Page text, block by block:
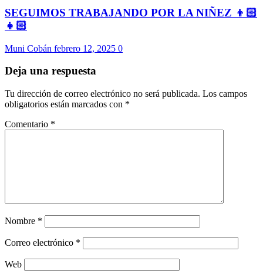
SEGUIMOS TRABAJANDO POR LA NIÑEZ 👦🏻
👧🏻
Muni Cobán febrero 12, 2025 0
Deja una respuesta
Tu dirección de correo electrónico no será publicada. Los campos
obligatorios están marcados con *
Comentario *
Nombre *
Correo electrónico *
Web